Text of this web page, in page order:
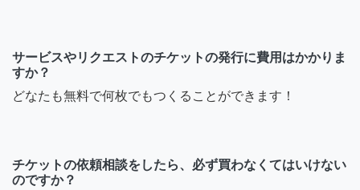
サービスやリクエストのチケットの発行に費用はかかりま
すか？
どなたも無料で何枚でもつくることができます！
チケットの依頼相談をしたら、必ず買わなくてはいけない
のですか？